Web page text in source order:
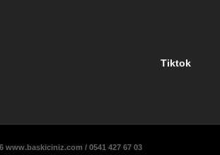
www.baskiciniz.com / 0541 427 67 03